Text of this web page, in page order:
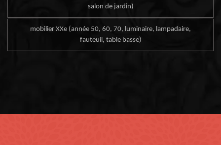
salon de jardin)
mobilier XXe (année 50, 60, 70, luminaire, lampadaire,
fauteuil, table basse)